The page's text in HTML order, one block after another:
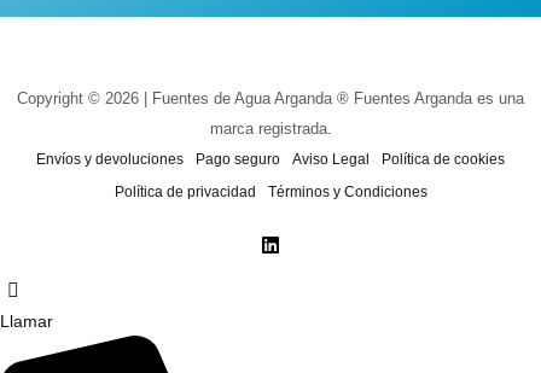
Copyright © 2026 | Fuentes de Agua Arganda ® Fuentes Arganda es una
marca registrada.
Envíos y devoluciones Pago seguro Aviso Legal
Política de cookies
Política de privacidad
Términos y Condiciones
Llamar